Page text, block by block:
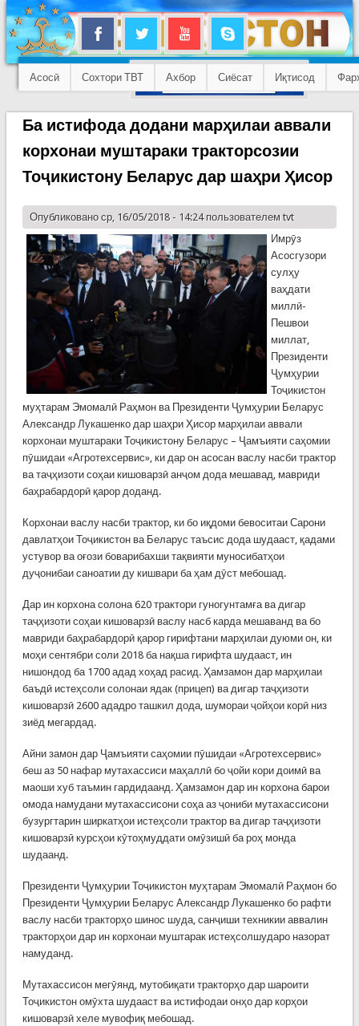
Асосӣ Сохтори ТВТ Ахбор Сиёсат Иқтисод
Ба истифода додани марҳилаи аввали
корхонаи муштараки тракторсозии
Тоҷикистону Беларус дар шаҳри Ҳисор
Опубликовано ср, 16/05/2018 - 14:24 пользователем tvt
Имрӯз
Асосгузори
сулҳу
ваҳдати
миллӣ-
Пешвои
миллат,
Президенти
Ҷумҳурии
Тоҷикистон
муҳтарам Эмомалӣ Раҳмон ва Президенти Ҷумҳурии Беларус
Александр Лукашенко дар шаҳри Ҳисор марҳилаи аввали
корхонаи муштараки Тоҷикистону Беларус – Ҷамъияти саҳомии
пӯшидаи «Агротехсервис», ки дар он асосан васлу насби трактор
ва таҷҳизоти соҳаи кишоварзӣ анҷом дода мешавад, мавриди
баҳрабардорӣ қарор доданд.
Корхонаи васлу насби трактор, ки бо иқдоми бевоситаи Сарони
давлатҳои Тоҷикистон ва Беларус таъсис дода шудааст, қадами
устувор ва оғози боварибахши тақвияти муносибатҳои
дуҷонибаи саноатии ду кишвари ба ҳам дӯст мебошад.
Дар ин корхона солона 620 трактори гуногунтамға ва дигар
таҷҳизоти соҳаи кишоварзӣ васлу насб карда мешаванд ва бо
мавриди баҳрабардорӣ қарор гирифтани марҳилаи дуюми он, ки
моҳи сентябри соли 2018 ба нақша гирифта шудааст, ин
нишондод ба 1700 адад хоҳад расид. Ҳамзамон дар марҳилаи
баъдӣ истеҳсоли солонаи ядак (прицеп) ва дигар таҷҳизоти
кишоварзӣ 2600 ададро ташкил дода, шумораи ҷойҳои корӣ низ
зиёд мегардад.
Айни замон дар Ҷамъияти саҳомии пӯшидаи «Агротехсервис»
беш аз 50 нафар мутахассиси маҳаллӣ бо ҷойи кори доимӣ ва
маоши хуб таъмин гардидаанд. Ҳамзамон дар ин корхона барои
омода намудани мутахассисони соҳа аз ҷониби мутахассисони
бузургтарин ширкатҳои истеҳсоли трактор ва дигар таҷҳизоти
кишоварзӣ курсҳои кӯтоҳмуддати омӯзишӣ ба роҳ монда
шудаанд.
Президенти Ҷумҳурии Тоҷикистон муҳтарам Эмомалӣ Раҳмон бо
Президенти Ҷумҳурии Беларус Александр Лукашенко бо рафти
васлу насби тракторҳо шинос шуда, санҷиши техникии аввалин
тракторҳои дар ин корхонаи муштарак истеҳсолшударо назорат
намуданд.
Мутахассисон мегӯянд, мутобиқати тракторҳо дар шароити
Тоҷикистон омӯхта шудааст ва истифодаи онҳо дар корҳои
кишоварзӣ хеле мувофиқ мебошад.